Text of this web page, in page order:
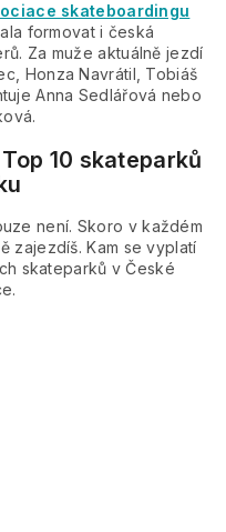
skateboardingu
formovat i česká
Za muže aktuálně jezdí
Honza Navrátil, Tobiáš
Anna Sedlářová nebo
10 skateparků
není. Skoro v každém
zajezdíš. Kam se vyplatí
skateparků v České